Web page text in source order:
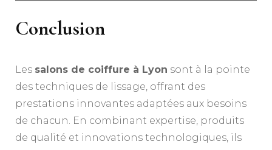
Conclusion
Les salons de coiffure à Lyon sont à la pointe
des techniques de lissage, offrant des
prestations innovantes adaptées aux besoins
de chacun. En combinant expertise, produits
de qualité et innovations technologiques, ils